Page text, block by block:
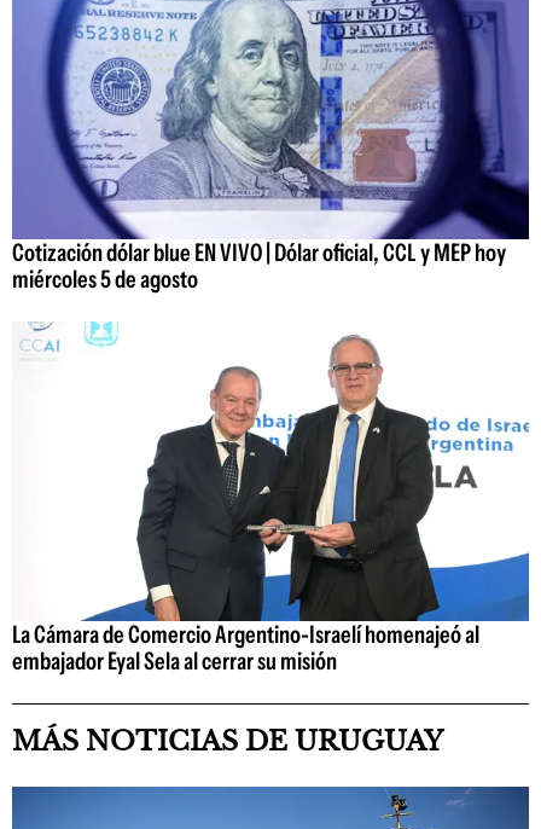
Cotización dólar blue EN VIVO | Dólar oficial, CCL y MEP hoy
miércoles 5 de agosto
La Cámara de Comercio Argentino-Israelí homenajeó al
embajador Eyal Sela al cerrar su misión
MÁS NOTICIAS DE URUGUAY